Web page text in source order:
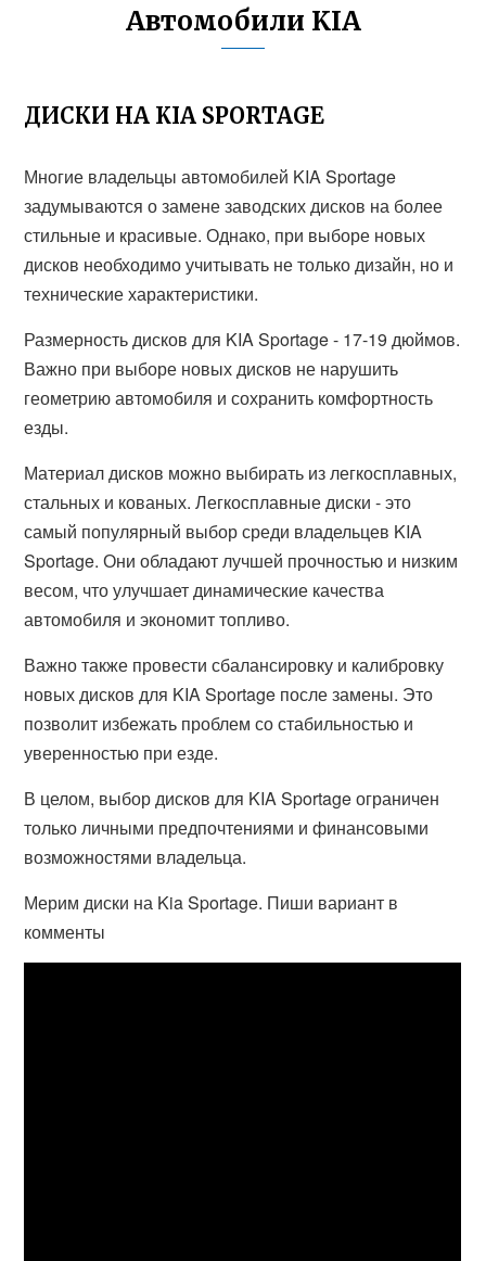
Автомобили KIA
ДИСКИ НА KIA SPORTAGE
Многие владельцы автомобилей KIA Sportage
задумываются о замене заводских дисков на более
стильные и красивые. Однако, при выборе новых
дисков необходимо учитывать не только дизайн, но и
технические характеристики.
Размерность дисков для KIA Sportage - 17-19 дюймов.
Важно при выборе новых дисков не нарушить
геометрию автомобиля и сохранить комфортность
езды.
Материал дисков можно выбирать из легкосплавных,
стальных и кованых. Легкосплавные диски - это
самый популярный выбор среди владельцев KIA
Sportage. Они обладают лучшей прочностью и низким
весом, что улучшает динамические качества
автомобиля и экономит топливо.
Важно также провести сбалансировку и калибровку
новых дисков для KIA Sportage после замены. Это
позволит избежать проблем со стабильностью и
уверенностью при езде.
В целом, выбор дисков для KIA Sportage ограничен
только личными предпочтениями и финансовыми
возможностями владельца.
Мерим диски на Kia Sportage. Пиши вариант в
комменты